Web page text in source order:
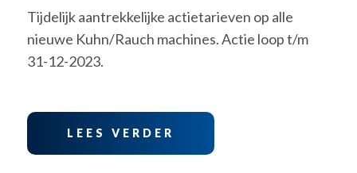
Tijdelijk aantrekkelijke actietarieven op alle
nieuwe Kuhn/Rauch machines. Actie loop t/m
31-12-2023.
LEES VERDER